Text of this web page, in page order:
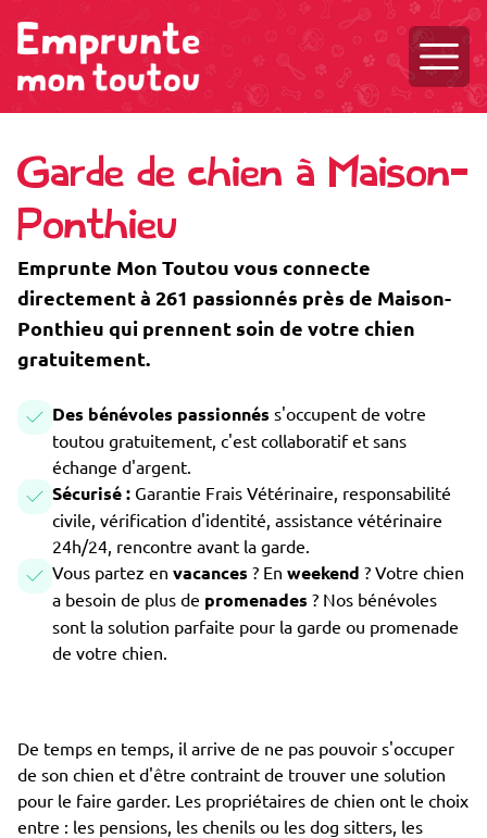
Garde de chien à Maison-
Ponthieu
Emprunte Mon Toutou vous connecte
directement à 261 passionnés près de Maison-
Ponthieu qui prennent soin de votre chien
gratuitement.
Des bénévoles passionnés s'occupent de votre
toutou gratuitement, c'est collaboratif et sans
échange d'argent.
Sécurisé : Garantie Frais Vétérinaire, responsabilité
civile, vérification d'identité, assistance vétérinaire
24h/24, rencontre avant la garde.
Vous partez en vacances ? En weekend ? Votre chien
a besoin de plus de promenades ? Nos bénévoles
sont la solution parfaite pour la garde ou promenade
de votre chien.
De temps en temps, il arrive de ne pas pouvoir s'occuper
de son chien et d'être contraint de trouver une solution
pour le faire garder. Les propriétaires de chien ont le choix
entre : les pensions, les chenils ou les dog sitters, les